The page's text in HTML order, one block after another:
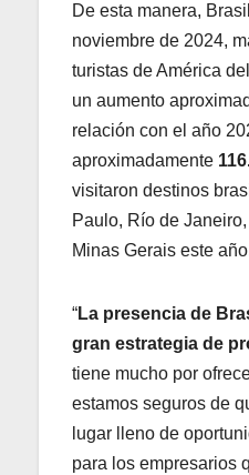
De esta manera,
noviembre de 2024,
turistas de América
un aumento
relación con el año
aproximadamente
visitaron destinos
Paulo, Río de
Minas Gerais este
“La presencia de
gran estrategia de
tiene mucho por
estamos seguros de
lugar lleno de
para los empresarios